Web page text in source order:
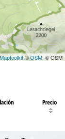
Maptoolkit©OSM, © OSM
Precio